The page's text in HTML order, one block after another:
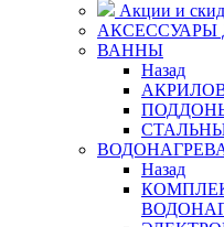
Акции и
ВАННЫ
Назад
Назад